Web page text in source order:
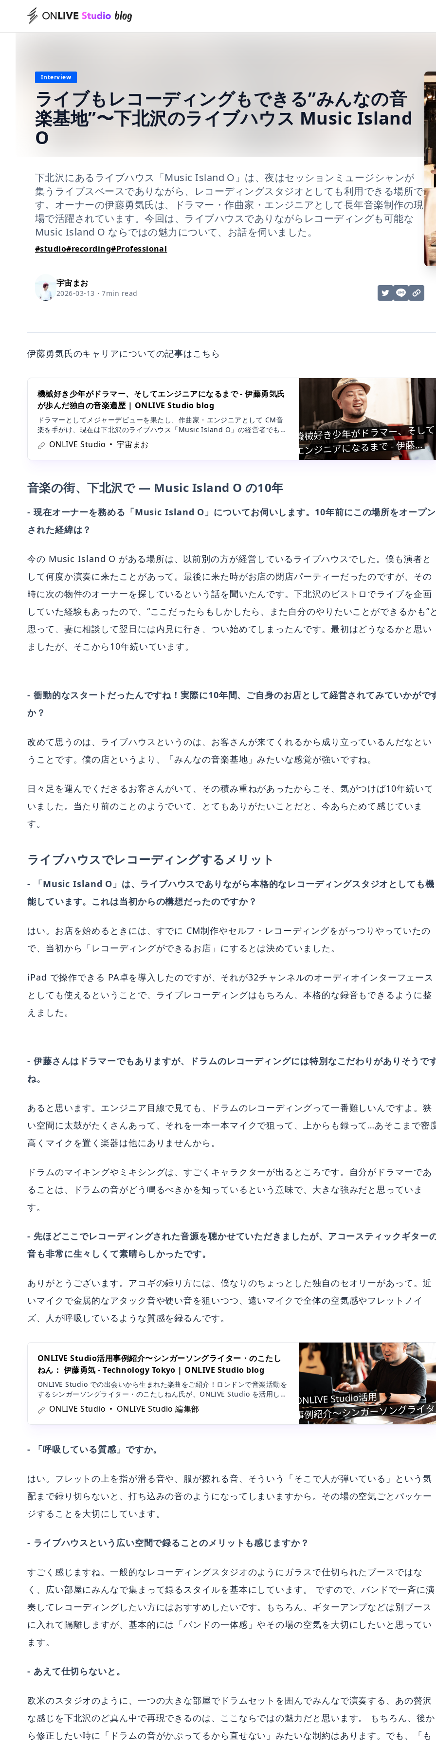
Interview
ライブもレコーディングもできる”みんなの音
楽基地”〜下北沢のライブハウス Music Island
O
下北沢にあるライブハウス「Music Island O」は、夜はセッションミュージシャンが
集うライブスペースでありながら、レコーディングスタジオとしても利用できる場所で
す。オーナーの伊藤勇気氏は、ドラマー・作曲家・エンジニアとして長年音楽制作の現
場で活躍されています。今回は、ライブハウスでありながらレコーディングも可能な
Music Island O ならではの魅力について、お話を伺いました。
#studio#recording#Professional
宇宙まお
2026-03-13 ・7min read
伊藤勇気氏のキャリアについての記事はこちら
機械好き少年がドラマー、そしてエンジニアになるまで - 伊藤勇気氏
が歩んだ独自の音楽遍歴 | ONLIVE Studio blog
ドラマーとしてメジャーデビューを果たし、作曲家・エンジニアとして CM音
楽を手がけ、現在は下北沢のライブハウス「Music Island O」の経営者でもあ
る、伊藤勇気氏。その多才な音楽活動の中には、インドの伝統楽器「タブラ」
との出会いから、レストランでのイベント企画など、様々な変遷が。独
ONLIVE Studio 宇宙まお
音楽の街、下北沢で — Music Island O の10年
- 現在オーナーを務める「Music Island O」についてお伺いします。10年前にこの場所をオープン
された経緯は？
今の Music Island O がある場所は、以前別の方が経営しているライブハウスでした。僕も演者と
して何度か演奏に来たことがあって。最後に来た時がお店の閉店パーティーだったのですが、その
時に次の物件のオーナーを探しているという話を聞いたんです。下北沢のビストロでライブを企画
していた経験もあったので、“ここだったらもしかしたら、また自分のやりたいことができるかも”
思って、妻に相談して翌日には内見に行き、つい始めてしまったんです。最初はどうなるかと思い
ましたが、そこから10年続いています。
- 衝動的なスタートだったんですね！実際に10年間、ご自身のお店として経営されてみていかがで
か？
改めて思うのは、ライブハウスというのは、お客さんが来てくれるから成り立っているんだなとい
うことです。僕の店というより、「みんなの音楽基地」みたいな感覚が強いですね。
日々足を運んでくださるお客さんがいて、その積み重ねがあったからこそ、気がつけば10年続いて
いました。当たり前のことのようでいて、とてもありがたいことだと、今あらためて感じていま
す。
ライブハウスでレコーディングするメリット
- 「Music Island O」は、ライブハウスでありながら本格的なレコーディングスタジオとしても機
能しています。これは当初からの構想だったのですか？
はい。お店を始めるときには、すでに CM制作やセルフ・レコーディングをがっつりやっていたの
で、当初から「レコーディングができるお店」にするとは決めていました。
iPad で操作できる PA卓を導入したのですが、それが32チャンネルのオーディオインターフェース
としても使えるということで、ライブレコーディングはもちろん、本格的な録音もできるように整
えました。
- 伊藤さんはドラマーでもありますが、ドラムのレコーディングには特別なこだわりがありそうで
ね。
あると思います。エンジニア目線で見ても、ドラムのレコーディングって一番難しいんですよ。狭
い空間に太鼓がたくさんあって、それを一本一本マイクで狙って、上からも録って…あそこまで密
高くマイクを置く楽器は他にありませんから。
ドラムのマイキングやミキシングは、すごくキャラクターが出るところです。自分がドラマーであ
ることは、ドラムの音がどう鳴るべきかを知っているという意味で、大きな強みだと思っていま
す。
- 先ほどここでレコーディングされた音源を聴かせていただきましたが、アコースティックギター
音も非常に生々しくて素晴らしかったです。
ありがとうございます。アコギの録り方には、僕なりのちょっとした独自のセオリーがあって。近
いマイクで金属的なアタック音や硬い音を狙いつつ、遠いマイクで全体の空気感やフレットノイ
ズ、人が呼吸しているような質感を録るんです。
ONLIVE Studio活用事例紹介〜シンガーソングライター・のこたし
ねん： 伊藤勇気 - Technology Tokyo | ONLIVE Studio blog
ONLIVE Studio での出会いから生まれた楽曲をご紹介！ロンドンで音楽活動を
するシンガーソングライター・のこたしねん氏が、ONLIVE Studio を活用して
エンジニアである 伊藤勇気 - Technology Tokyo 氏へレコーディングとミック
スの依頼を発注。今回は、伊藤氏
ONLIVE Studio ONLIVE Studio 編集部
- 「呼吸している質感」ですか。
はい。フレットの上を指が滑る音や、服が擦れる音、そういう「そこで人が弾いている」という気
配まで録り切らないと、打ち込みの音のようになってしまいますから。その場の空気ごとパッケー
ジすることを大切にしています。
- ライブハウスという広い空間で録ることのメリットも感じますか？
すごく感じますね。一般的なレコーディングスタジオのようにガラスで仕切られたブースではな
く、広い部屋にみんなで集まって録るスタイルを基本にしています。 ですので、バンドで一斉に演
奏してレコーディングしたい方にはおすすめしたいです。もちろん、ギターアンプなどは別ブース
に入れて隔離しますが、基本的には「バンドの一体感」やその場の空気を大切にしたいと思ってい
ます。
- あえて仕切らないと。
欧米のスタジオのように、一つの大きな部屋でドラムセットを囲んでみんなで演奏する、あの贅沢
な感じを下北沢のど真ん中で再現できるのは、ここならではの魅力だと思います。 もちろん、後か
ら修正したい時に「ドラムの音がかぶってるから直せない」みたいな制約はあります。でも、「も